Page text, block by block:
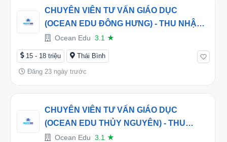
CHUYÊN VIÊN TƯ VẤN GIÁO DỤC
(OCEAN EDU ĐÔNG HƯNG) - THU NHẬP
HẤP DẪN TỪ 16 TRIỆU/THÁNG
Ocean Edu 3.1 ★
15 - 18 triệu Thái Bình
Đăng 23 ngày trước
CHUYÊN VIÊN TƯ VẤN GIÁO DỤC
(OCEAN EDU THỦY NGUYÊN) - THU
NHẬP HẤP DẪN TỪ 16 TRIỆU/THÁNG
Ocean Edu 3.1 ★